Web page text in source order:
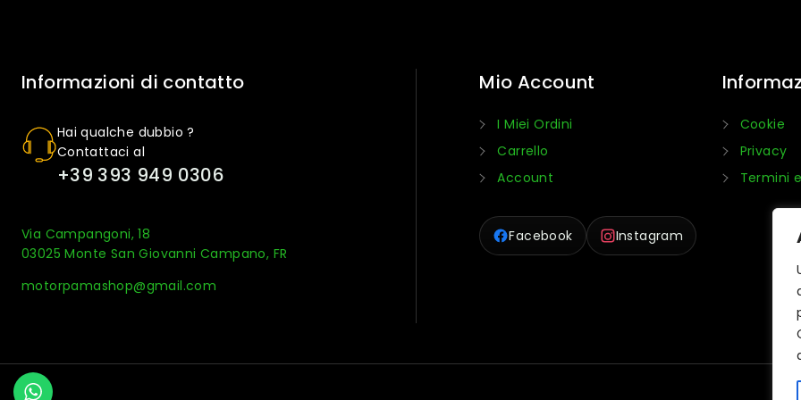
Informazioni di contatto
Hai qualche dubbio ?
Contattaci al
+39 393 949 0306
Via Campangoni, 18
03025 Monte San Giovanni Campano, FR
motorpamashop@gmail.com
Mio Account
I Miei Ordini
Carrello
Account
Facebook Instagram
Cookie
Privacy
Termini